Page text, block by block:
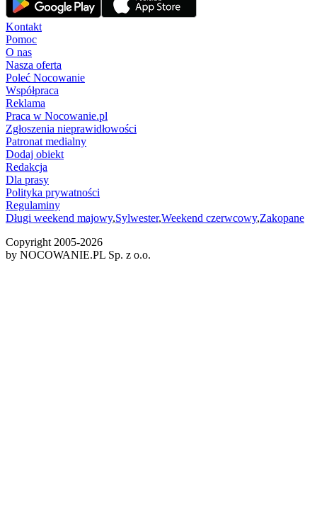
Kontakt
Pomoc
O nas
Nasza oferta
Poleć Nocowanie
Współpraca
Reklama
Praca w Nocowanie.pl
Zgłoszenia nieprawidłowości
Patronat medialny
Dodaj obiekt
Redakcja
Dla prasy
Polityka prywatności
Regulaminy
Długi weekend majowy,Sylwester,Weekend czerwcowy,Zakopane
Copyright 2005-2026
by NOCOWANIE.PL Sp. z o.o.